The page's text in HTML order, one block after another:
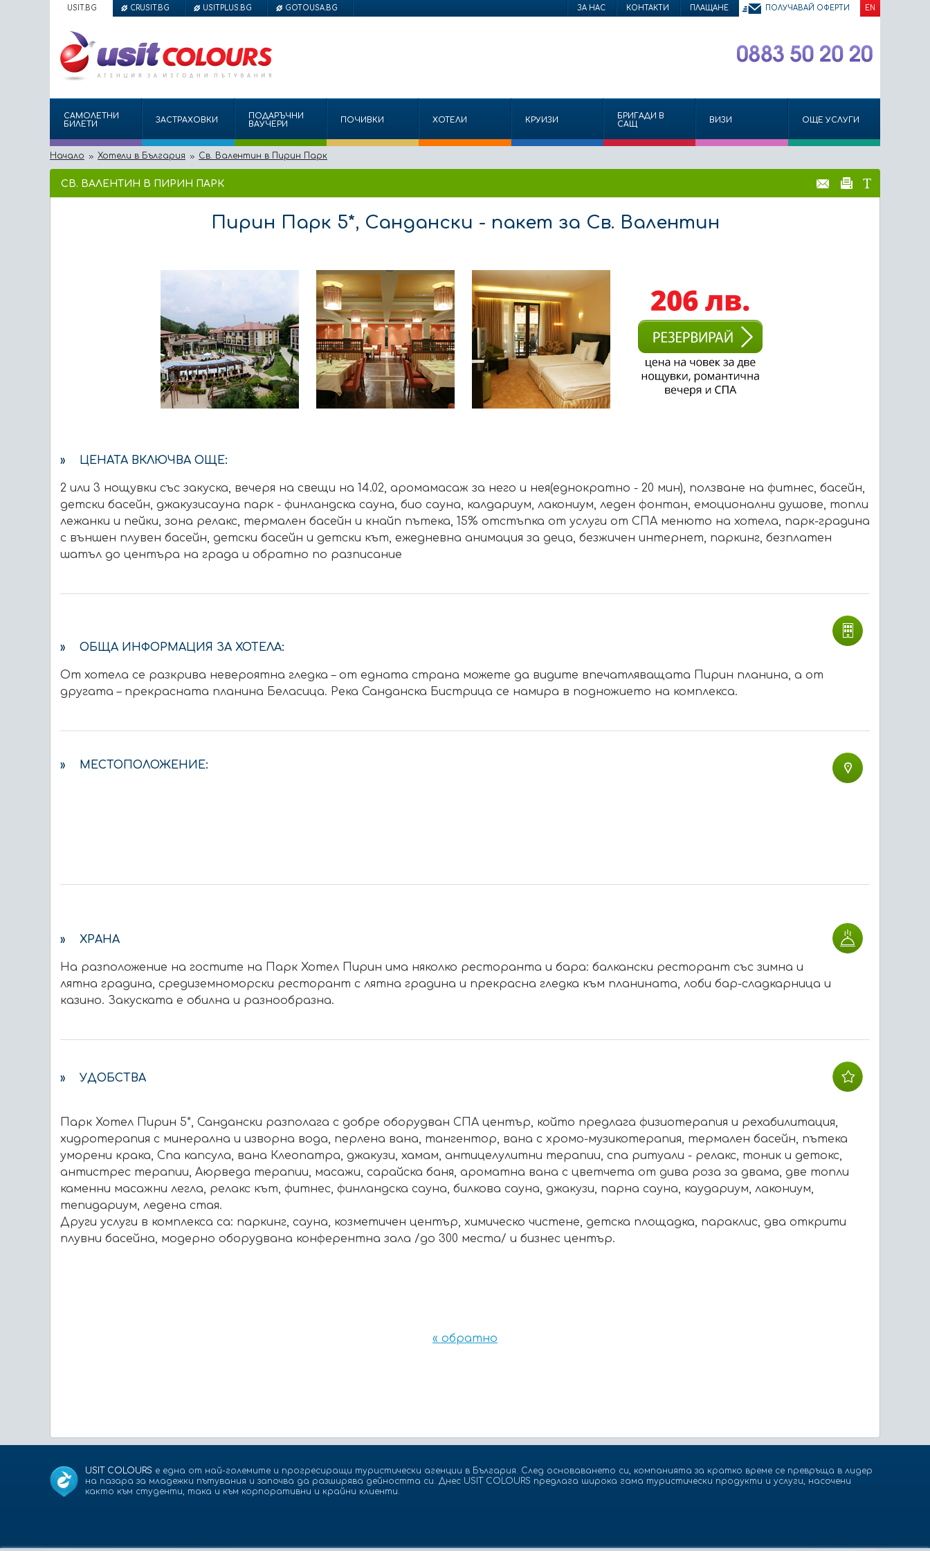
USIT.BG CRUSIT.BG USITPLUS.BG GOTOUSA.BG ЗА НАС КОНТАКТИ ПЛАЩАНЕ ПОЛУЧАВАЙ ОФЕРТИ EN
САМОЛЕТНИ
БИЛЕТИ
ЗАСТРАХОВКИ
ПОДАРЪЧНИ
ВАУЧЕРИ
ПОЧИВКИ ХОТЕЛИ КРУИЗИ
БРИГАДИ В
САЩ
ВИЗИ ОЩЕ УСЛУГИ
Начало Хотели в България Св. Валентин в Пирин Парк
СВ. ВАЛЕНТИН В ПИРИН ПАРК
Пирин Парк 5*, Сандански - пакет за Св. Валентин
» ЦЕНАТА ВКЛЮЧВА ОЩЕ:
2 или 3 нощувки със закуска, вечеря на свещи на 14.02, аромамасаж за него и нея(еднократно - 20 мин), ползване на фитнес, басейн,
детски басейн, джакузисауна парк - финландска сауна, био сауна, калдариум, лакониум, леден фонтан, емоционални душове, топли
лежанки и пейки, зона релакс, термален басейн и кнайп пътека, 15% отстъпка от услуги от СПА менюто на хотела, парк-градина
с външен плувен басейн, детски басейн и детски кът, ежедневна анимация за деца, безжичен интернет, паркинг, безплатен
шатъл до центъра на града и обратно по разписание
» ОБЩА ИНФОРМАЦИЯ ЗА ХОТЕЛА:
От хотела се разкрива невероятна гледка – от едната страна можете да видите впечатляващата Пирин планина, а от
другата – прекрасната планина Беласица. Река Санданска Бистрица се намира в подножието на комплекса.
» МЕСТОПОЛОЖЕНИЕ:
» ХРАНА
На разположение на гостите на Парк Хотел Пирин има няколко ресторанта и бара: балкански ресторант със зимна и
лятна градина, средиземноморски ресторант с лятна градина и прекрасна гледка към планината, лоби бар-сладкарница и
кaзино. Закуската е обилна и разнообразна.
» УДОБСТВА
Парк Хотел Пирин 5*, Сандански разполага с добре оборудван СПА център, който предлага физиотерапия и рехабилитация,
хидротерапия с минерална и изворна вода, перлена вана, тангентор, вана с хромо-музикотерапия, термален басейн, пътека
уморени крака, Спа капсула, вана Клеопатра, джакузи, хамам, антицелулитни терапии, спа ритуали - релакс, тоник и детокс,
антистрес терапии, Аюрведа терапии, масажи, сарайска баня, ароматна вана с цветчета от дива роза за двама, две топли
каменни масажни легла, релакс кът, фитнес, финландска сауна, билкова сауна, джакузи, парна сауна, каудариум, лакониум,
тепидариум, ледена стая.
Други услуги в комплекса са: паркинг, сауна, козметичен център, химическо чистене, детска площадка, параклис, два открити
плувни басейна, модерно оборудвана конферентна зала /до 300 места/ и бизнес център.
« обратно
USIT COLOURS е една от най-големите и прогресиращи туристически агенции в България. След основаването си, компанията за кратко време се превръща в лидер
на пазара за младежки пътувания и започва да разширява дейността си. Днес USIT COLOURS предлага широка гама туристически продукти и услуги, насочени
както към студенти, така и към корпоративни и крайни клиенти.